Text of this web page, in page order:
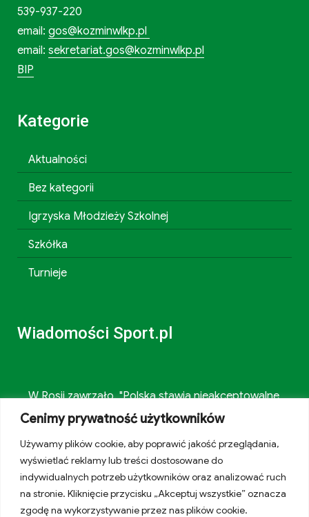
Cenimy prywatność użytkowników
Używamy plików cookie, aby poprawić jakość przeglądania,
wyświetlać reklamy lub treści dostosowane do
indywidualnych potrzeb użytkowników oraz analizować ruch
na stronie. Kliknięcie przycisku „Akceptuj wszystkie” oznacza
zgodę na wykorzystywanie przez nas plików cookie.
539-937-220
email: gos@kozminwlkp.pl
email: sekretariat.gos@kozminwlkp.pl
BIP
Kategorie
Aktualności
Bez kategorii
Igrzyska Młodzieży Szkolnej
Szkółka
Turnieje
Wiadomości Sport.pl
W Rosji zawrzało. "Polska stawia nieakceptowalne
warunki"
150 jajek i siedem kilo mięsa tygodniowo. Oto do
czego to doprowadziło
615 dni i koniec. Ukraiński skandalista powrócił